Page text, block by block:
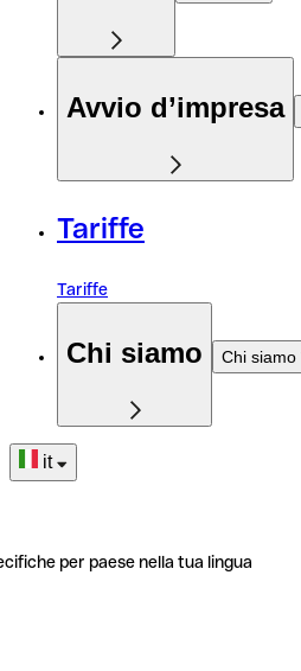
Avvio d’impresa
Tariffe
Tariffe
Chi siamo Chi siamo
it
per paese nella tua lingua